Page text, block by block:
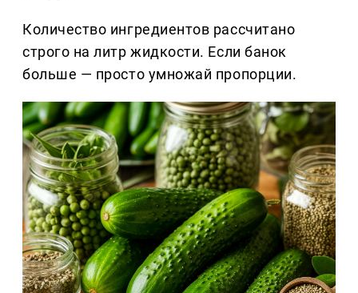
Количество ингредиентов рассчитано
строго на литр жидкости. Если банок
больше — просто умножай пропорции.